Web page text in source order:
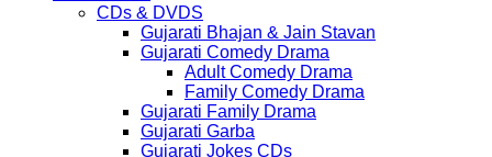
CDs & DVDS
Gujarati Bhajan & Jain Stavan
Gujarati Comedy Drama
Adult Comedy Drama
Family Comedy Drama
Gujarati Family Drama
Gujarati Garba
Gujarati Jokes CDs